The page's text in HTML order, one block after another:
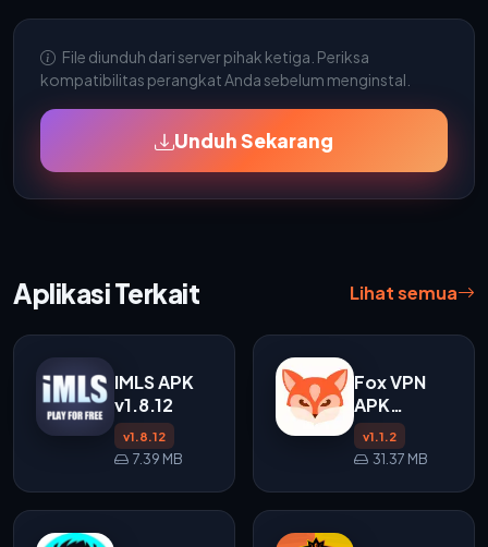
File diunduh dari server pihak ketiga. Periksa
kompatibilitas perangkat Anda sebelum menginstal.
Unduh Sekarang
Aplikasi Terkait Lihat semua
IMLS APK
v1.8.12
v1.8.12
7.39 MB
Fox VPN
APK
(v1.1.2) -
VPN
Ringan dan
v1.1.2
31.37 MB